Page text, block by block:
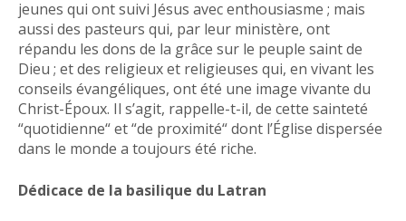
jeunes qui ont suivi Jésus avec enthousiasme ; mais
aussi des pasteurs qui, par leur ministère, ont
répandu les dons de la grâce sur le peuple saint de
Dieu ; et des religieux et religieuses qui, en vivant les
conseils évangéliques, ont été une image vivante du
Christ-Époux. Il s’agit, rappelle-t-il, de cette sainteté
“quotidienne“ et “de proximité“ dont l’Église dispersée
dans le monde a toujours été riche.
Dédicace de la basilique du Latran